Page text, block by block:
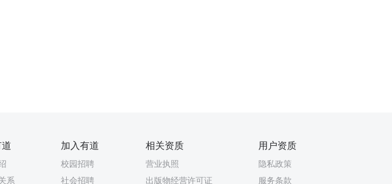
系
加入有道
校园招聘
社会招聘
相关资质
营业执照
出版物经营许可证
用户资质
隐私政策
服务条款